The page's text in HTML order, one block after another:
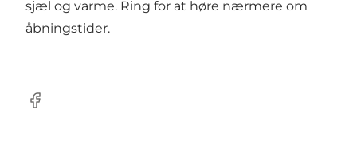
sjæl og varme. Ring for at høre nærmere om
åbningstider.
Facebook